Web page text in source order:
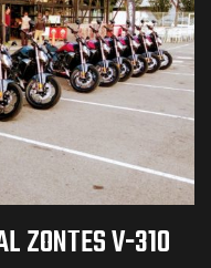
ZONTES V-310